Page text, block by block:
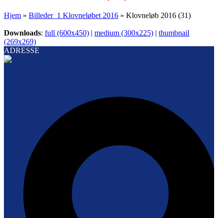
Hjem » Billeder_1 Klovneløbet 2016 » Klovneløb 2016 (31)
Downloads: full (600x450) | medium (300x225) | thumbnail
(269x269)
ADRESSE